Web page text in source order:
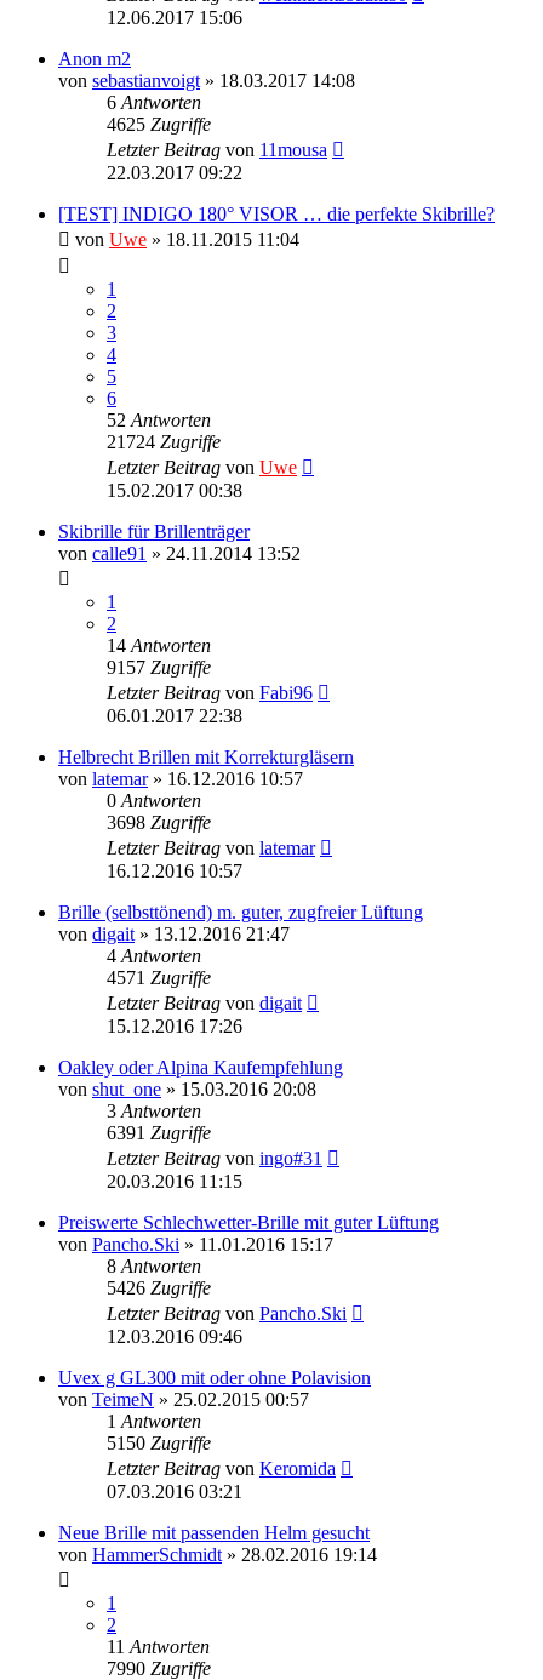
12.06.2017 15:06
Anon m2
von sebastianvoigt » 18.03.2017 14:08
6 Antworten
4625 Zugriffe
Letzter Beitrag von 11mousa
22.03.2017 09:22
[TEST] INDIGO 180° VISOR … die perfekte Skibrille?
von Uwe » 18.11.2015 11:04
1
2
3
4
5
6
52 Antworten
21724 Zugriffe
Letzter Beitrag von Uwe
15.02.2017 00:38
Skibrille für Brillenträger
von calle91 » 24.11.2014 13:52
1
2
14 Antworten
9157 Zugriffe
Letzter Beitrag von Fabi96
06.01.2017 22:38
Helbrecht Brillen mit Korrekturgläsern
von latemar» 16.12.2016 10:57
0 Antworten
3698 Zugriffe
Letzter Beitrag von latemar
16.12.2016 10:57
Brille (selbsttönend) m. guter, zugfreier Lüftung
von digait » 13.12.2016 21:47
4 Antworten
4571 Zugriffe
Letzter Beitrag von digait
15.12.2016 17:26
Oakley oder Alpina Kaufempfehlung
von shut_one » 15.03.2016 20:08
3 Antworten
6391 Zugriffe
Letzter Beitrag von ingo#31
20.03.2016 11:15
Preiswerte Schlechwetter-Brille mit guter Lüftung
von Pancho.Ski » 11.01.2016 15:17
8 Antworten
5426 Zugriffe
Letzter Beitrag von Pancho.Ski
12.03.2016 09:46
Uvex g GL300 mit oder ohne Polavision
von TeimeN » 25.02.2015 00:57
1 Antworten
5150 Zugriffe
Letzter Beitrag von Keromida
07.03.2016 03:21
Neue Brille mit passenden Helm gesucht
von HammerSchmidt » 28.02.2016 19:14
1
2
11 Antworten
7990 Zugriffe